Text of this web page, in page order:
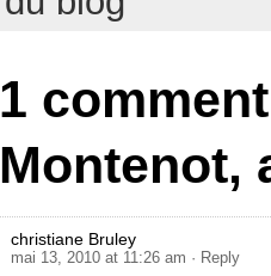
1
Montenot,
christiane Bruley
mai 13, 2010 at 11:26 am · Reply